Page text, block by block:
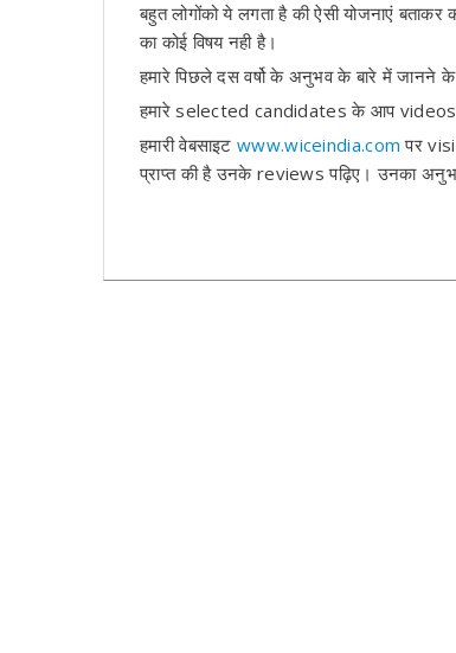
बहुत लोगोंको ये लगता है की ऐसी योजनाएं बताकर
का कोई विषय नही है।
हमारे पिछले दस वर्षो के अनुभव के बारे में
हमारे selected candidates के आप videos
हमारी वेबसाइट www.wiceindia.com पर visit
प्राप्त की है उनके reviews पढ़िए। उनका